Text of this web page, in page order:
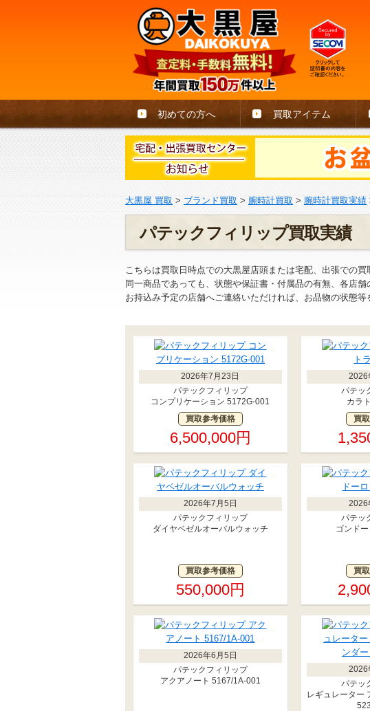
初めての方へ 買取アイテム
大黒屋 買取 > ブランド買取 > 腕時計買取 > 腕時計買取実績
パテックフィリップ買取実績
こちらは買取日時点での大黒屋店頭または宅配、出張での買
同一商品であっても、状態や保証書・付属品の有無、各店
お持込み予定の店舗へご連絡いただければ、お品物の状態
2026年7月23日
パテックフィリップ
コンプリケーション 5172G-001
買取参考価格
6,500,000円
2026
パテッ
カラ
買
2026年7月5日
パテックフィリップ
ダイヤベゼルオーバルウォッチ
買取参考価格
550,000円
2026
パテッ
ゴンド
買
2026年6月5日
パテックフィリップ
アクアノート 5167/1A-001
2026
パテッ
レギュレーター